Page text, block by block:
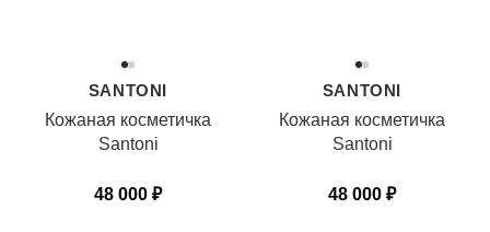
SANTONI
Кожаная косметичка
Santoni
48 000 ₽
SANTONI
Кожаная косметичка
Santoni
48 000 ₽